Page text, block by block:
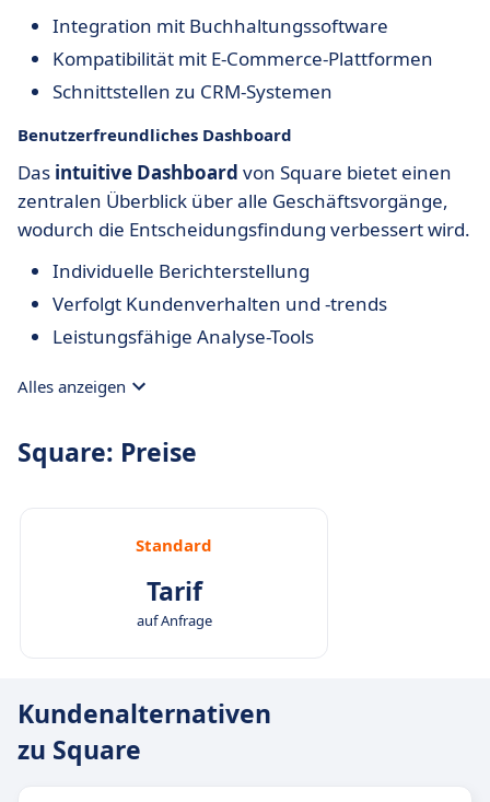
Integration mit Buchhaltungssoftware
Kompatibilität mit E-Commerce-Plattformen
Schnittstellen zu CRM-Systemen
Benutzerfreundliches Dashboard
Das intuitive Dashboard von Square bietet einen
zentralen Überblick über alle Geschäftsvorgänge,
wodurch die Entscheidungsfindung verbessert wird.
Individuelle Berichterstellung
Verfolgt Kundenverhalten und -trends
Leistungsfähige Analyse-Tools
Alles anzeigen
Square: Preise
Standard
Tarif
auf Anfrage
Kundenalternativen
zu Square